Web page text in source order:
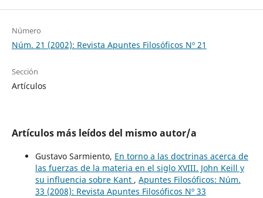
Número
Núm. 21 (2002): Revista Apuntes Filosóficos Nº 21
Sección
Artículos
Artículos más leídos del mismo autor/a
Gustavo Sarmiento, En torno a las doctrinas acerca de
las fuerzas de la materia en el siglo XVIII. John Keill y
su influencia sobre Kant , Apuntes Filosóficos: Núm.
33 (2008): Revista Apuntes Filosóficos Nº 33